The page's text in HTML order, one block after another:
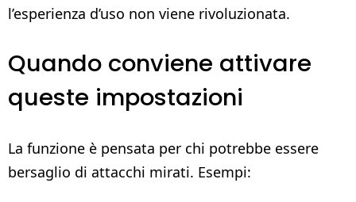
l’esperienza d’uso non viene rivoluzionata.
Quando conviene attivare
queste impostazioni
La funzione è pensata per chi potrebbe essere
bersaglio di attacchi mirati. Esempi: